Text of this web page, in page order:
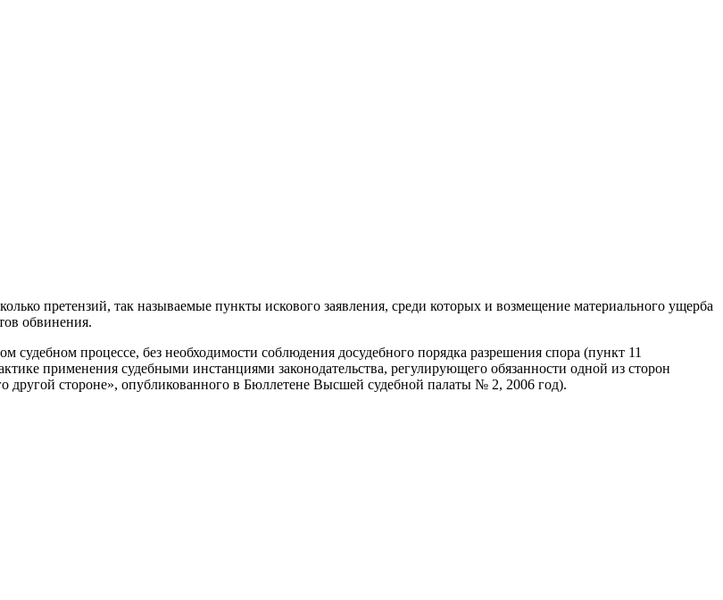
пре­тензий, так называемые пункты искового за­явления, среди которых и возмещение мате­риального ущерба
обвинения.
судеб­ном процессе, без необходимости соблюде­ния досудебного порядка разрешения спора (пункт 11
применения судебными инстанциями законодательства, регулирующего обязанно­сти одной из сторон
стороне», опубликованно­го в Бюллетене Высшей судебной палаты № 2, 2006 год).